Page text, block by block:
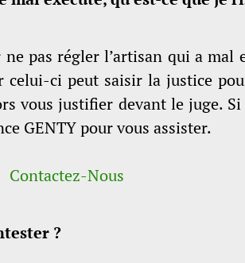
pas régler l’artisan qui a
ci peut saisir la justice
vous justifier devant le juge.
GENTY pour vous assister.
Contactez-Nous
?